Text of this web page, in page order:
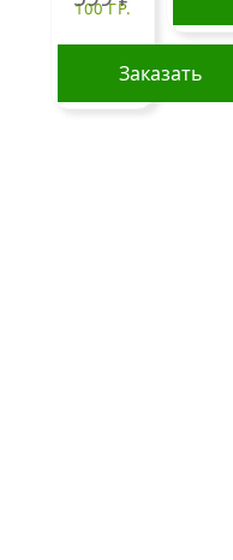
100 ГР.
Заказать